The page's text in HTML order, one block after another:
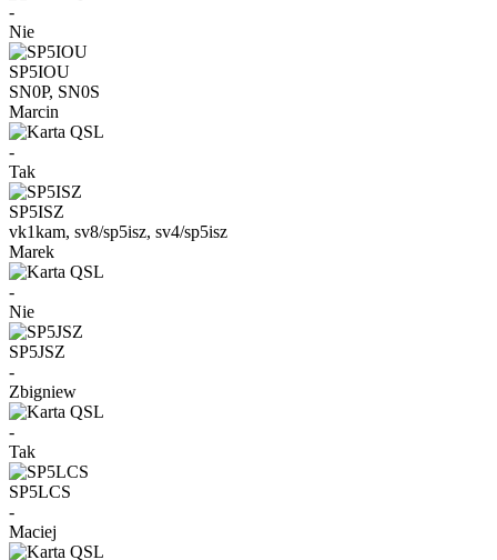
-
Nie
SP5IOU
SN0P, SN0S
Marcin
-
Tak
SP5ISZ
vk1kam, sv8/sp5isz, sv4/sp5isz
Marek
-
Nie
SP5JSZ
-
Zbigniew
-
Tak
SP5LCS
-
Maciej